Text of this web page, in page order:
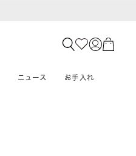
ニュース お手入れ